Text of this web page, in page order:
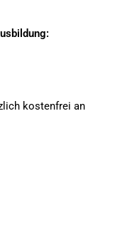
kostenfrei an